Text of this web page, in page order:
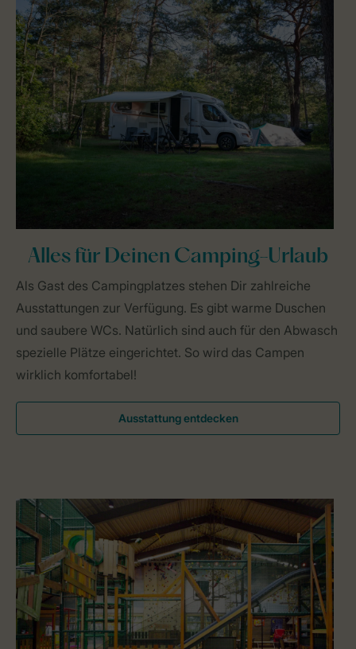
Alles für Deinen Camping-Urlaub
Als Gast des Campingplatzes stehen Dir zahlreiche
Ausstattungen zur Verfügung. Es gibt warme Duschen
und saubere WCs. Natürlich sind auch für den Abwasch
spezielle Plätze eingerichtet. So wird das Campen
wirklich komfortabel!
Ausstattung entdecken